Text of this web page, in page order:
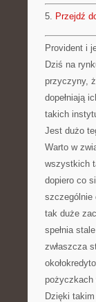
5. Przejdź
Provident i
Dziś na
przyczyny,
dopełniają
takich
Jest dużo
Warto w
wszystkich
dopiero co
szczególnie
tak duże
spełnia
zwłaszcza
pożyczkach
Dzięki